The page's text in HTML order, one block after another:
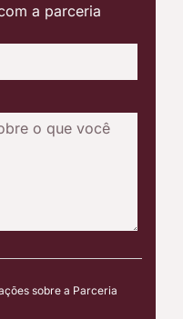
a parceria
sobre a Parceria